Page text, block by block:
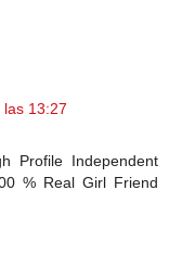
13:27
Profile Independent
% Real Girl Friend